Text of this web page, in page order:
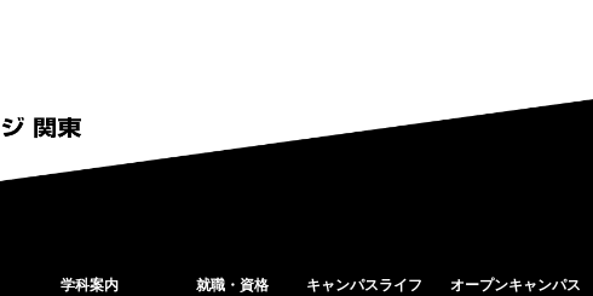
学科案内 就職・資格 キャンパスライフ オープンキャンパス